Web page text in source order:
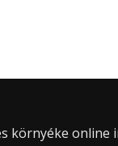
környéke